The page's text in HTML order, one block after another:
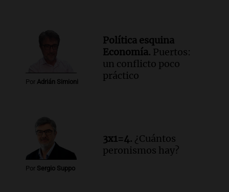
Por Adrián Simioni
Política esquina
Economía. Puertos:
un conflicto poco
práctico
Por Sergio Suppo
3x1=4. ¿Cuántos
peronismos hay?